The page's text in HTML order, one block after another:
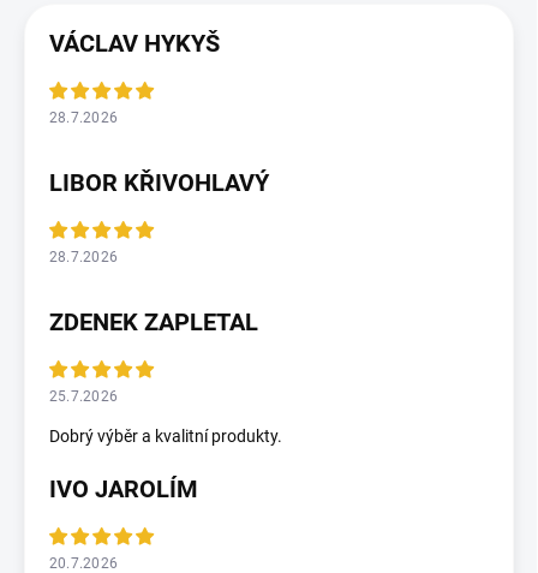
VÁCLAV HYKYŠ
28.7.2026
LIBOR KŘIVOHLAVÝ
28.7.2026
ZDENEK ZAPLETAL
25.7.2026
Dobrý výběr a kvalitní produkty.
IVO JAROLÍM
20.7.2026